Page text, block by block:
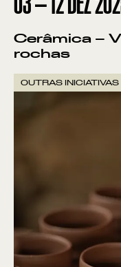
Cerâmica –
rochas
OUTRAS INICIATIVAS